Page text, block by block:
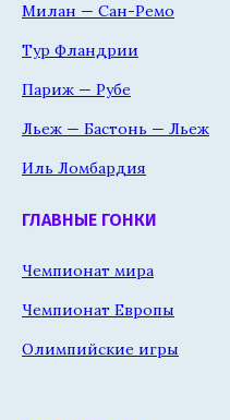
Милан — Сан-Ремо
Тур Фландрии
Париж — Рубе
Льеж — Бастонь — Льеж
Иль Ломбардия
ГЛАВНЫЕ ГОНКИ
Чемпионат мира
Чемпионат Европы
Олимпийские игры